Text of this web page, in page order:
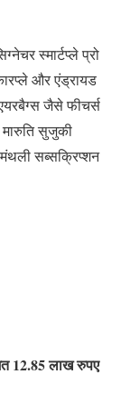
स्मार्टप्ले प्रो
और एंड्रायड
जैसे फीचर्स
सुजुकी
सब्सक्रिप्शन
12.85 लाख रुपए